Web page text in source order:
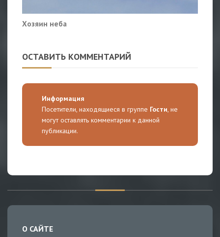
Хозяин неба
ОСТАВИТЬ КОММЕНТАРИЙ
Информация
Посетители, находящиеся в группе Гости, не
могут оставлять комментарии к данной
публикации.
О САЙТЕ